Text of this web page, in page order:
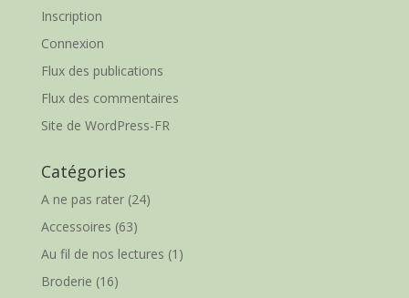
Inscription
Connexion
Flux des publications
Flux des commentaires
Site de WordPress-FR
Catégories
A ne pas rater(24)
Accessoires (63)
Au fil de nos lectures (1)
Broderie (16)